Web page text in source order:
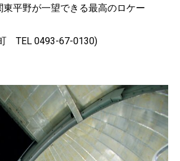
東平野が一望できる最高のロケー
TEL 0493-67-0130)